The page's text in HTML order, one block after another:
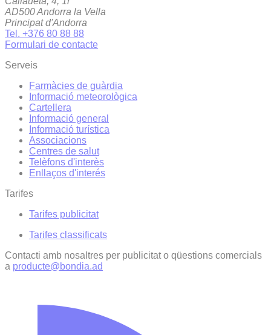
AD500 Andorra la Vella
Principat d'Andorra
Tel. +376 80 88 88
Formulari de contacte
Serveis
Farmàcies de guàrdia
Informació meteorològica
Cartellera
Informació general
Informació turística
Associacions
Centres de salut
Telèfons d'interès
Enllaços d'interés
Tarifes
Tarifes publicitat
Tarifes classificats
Contacti amb nosaltres per publicitat o qüestions comercials
a producte@bondia.ad